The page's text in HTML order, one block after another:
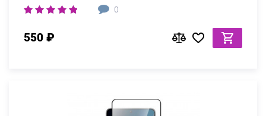
0
550 ₽